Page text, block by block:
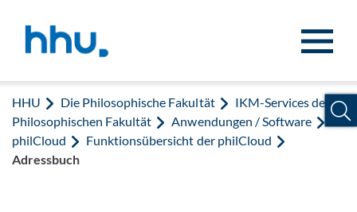
HHU Die Philosophische Fakultät
IKM-Services der
Philosophischen Fakultät
Anwendungen / Software
philCloud
Funktionsübersicht der philCloud
Adressbuch